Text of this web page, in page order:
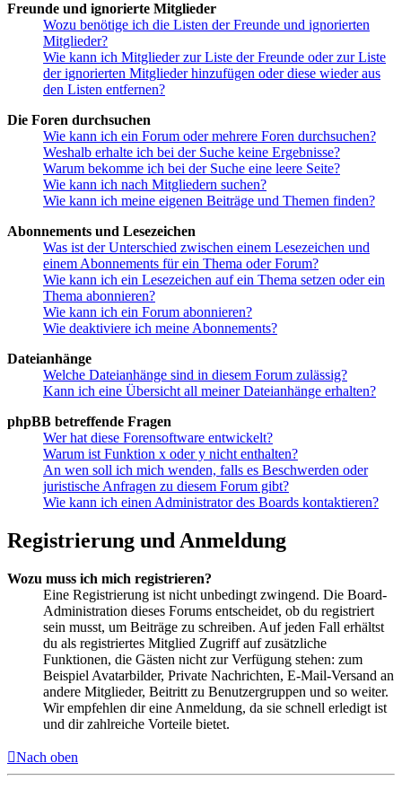
Freunde und ignorierte Mitglieder
Wozu benötige ich die Listen der Freunde und ignorierten
Mitglieder?
Wie kann ich Mitglieder zur Liste der Freunde oder zur Liste
der ignorierten Mitglieder hinzufügen oder diese wieder aus
den Listen entfernen?
Die Foren durchsuchen
Wie kann ich ein Forum oder mehrere Foren durchsuchen?
Weshalb erhalte ich bei der Suche keine Ergebnisse?
Warum bekomme ich bei der Suche eine leere Seite?
Wie kann ich nach Mitgliedern suchen?
Wie kann ich meine eigenen Beiträge und Themen finden?
Abonnements und Lesezeichen
Was ist der Unterschied zwischen einem Lesezeichen und
einem Abonnements für ein Thema oder Forum?
Wie kann ich ein Lesezeichen auf ein Thema setzen oder ein
Thema abonnieren?
Wie kann ich ein Forum abonnieren?
Wie deaktiviere ich meine Abonnements?
Dateianhänge
Welche Dateianhänge sind in diesem Forum zulässig?
Kann ich eine Übersicht all meiner Dateianhänge erhalten?
phpBB betreffende Fragen
Wer hat diese Forensoftware entwickelt?
Warum ist Funktion x oder y nicht enthalten?
An wen soll ich mich wenden, falls es Beschwerden oder
juristische Anfragen zu diesem Forum gibt?
Wie kann ich einen Administrator des Boards kontaktieren?
Registrierung und Anmeldung
Wozu muss ich mich registrieren?
Eine Registrierung ist nicht unbedingt zwingend. Die Board-
Administration dieses Forums entscheidet, ob du registriert
sein musst, um Beiträge zu schreiben. Auf jeden Fall erhältst
du als registriertes Mitglied Zugriff auf zusätzliche
Funktionen, die Gästen nicht zur Verfügung stehen: zum
Beispiel Avatarbilder, Private Nachrichten, E-Mail-Versand an
andere Mitglieder, Beitritt zu Benutzergruppen und so weiter.
Wir empfehlen dir eine Anmeldung, da sie schnell erledigt ist
und dir zahlreiche Vorteile bietet.
Nach oben